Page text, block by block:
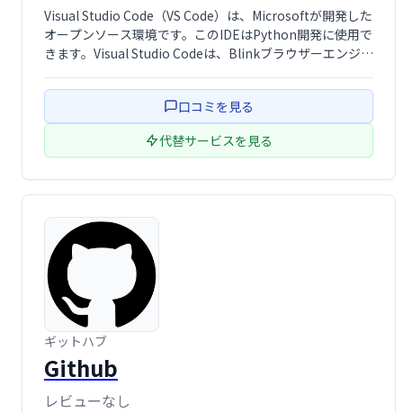
Visual Studio Code（VS Code）は、Microsoftが開発した
オープンソース環境です。このIDEはPython開発に使用で
きます。Visual Studio Codeは、Blinkブラウザーエンジン
ョンを展開するフレー …
口コミを見る
代替サービスを見る
ギットハブ
Github
レビューなし